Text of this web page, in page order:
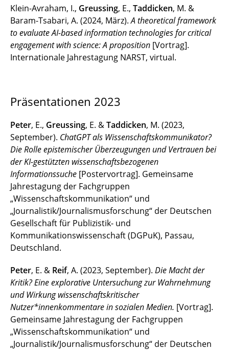
Klein-Avraham, I., Greussing, E., Taddicken, M. &
Baram-Tsabari, A. (2024, März).A theoretical framework
to evaluate AI-based information technologies for critical
engagement with science: A proposition [Vortrag].
Internationale Jahrestagung NARST, virtual.
Präsentationen 2023
Peter, E., Greussing, E. &Taddicken, M. (2023,
September). ChatGPT als Wissenschaftskommunikator?
Die Rolle epistemischer Überzeugungen und Vertrauen bei
der KI-gestützten wissenschaftsbezogenen
Informationssuche [Postervortrag]. Gemeinsame
Jahrestagung der Fachgruppen
„Wissenschaftskommunikation“ und
„Journalistik/Journalismusforschung“ der Deutschen
Gesellschaft für Publizistik- und
Kommunikationswissenschaft (DGPuK), Passau,
Deutschland.
Peter, E. & Reif, A. (2023, September). Die Macht der
Kritik? Eine explorative Untersuchung zur Wahrnehmung
und Wirkung wissenschaftskritischer
Nutzer*innenkommentare in sozialen Medien. [Vortrag].
Gemeinsame Jahrestagung der Fachgruppen
„Wissenschaftskommunikation“ und
„Journalistik/Journalismusforschung“ der Deutschen